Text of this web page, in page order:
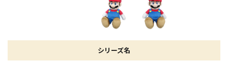
シリーズ名